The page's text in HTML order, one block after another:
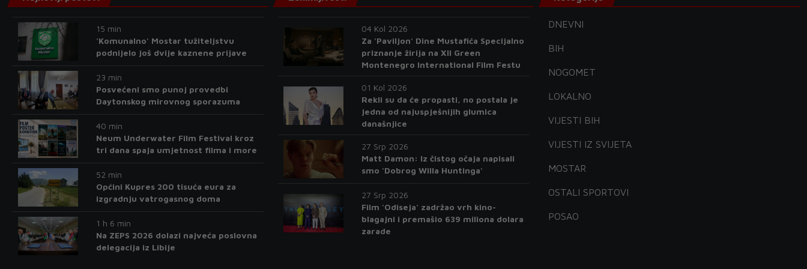
15 min
'Komunalno' Mostar tužiteljstvu
podnijelo još dvije kaznene prijave
23 min
Posvećeni smo punoj provedbi
Daytonskog mirovnog sporazuma
40 min
Neum Underwater Film Festival kroz
tri dana spaja umjetnost filma i more
52 min
Općini Kupres 200 tisuća eura za
izgradnju vatrogasnog doma
1 h 6 min
Na ZEPS 2026 dolazi najveća poslovna
delegacija iz Libije
04 Kol 2026
Za 'Paviljon' Dine Mustafića Specijalno
priznanje žirija na XII Green
Montenegro International Film Festu
01 Kol 2026
Rekli su da će propasti, no postala je
jedna od najuspješnijih glumica
današnjice
27 Srp 2026
Matt Damon: Iz čistog očaja napisali
smo 'Dobrog Willa Huntinga'
27 Srp 2026
Film 'Odiseja' zadržao vrh kino-
blagajni i premašio 639 miliona dolara
zarade
DNEVNI
BIH
NOGOMET
LOKALNO
VIJESTI BIH
VIJESTI IZ SVIJETA
MOSTAR
OSTALI SPORTOVI
POSAO